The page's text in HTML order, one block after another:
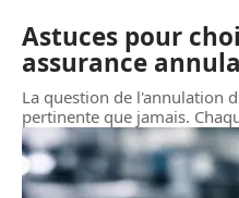
Astuces pour
assurance
La question de l'annulation
pertinente que jamais.